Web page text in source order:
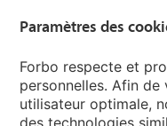
Forbo Flooring Systems
Forbo Movement
Paramètres des
Forbo respecte et
personnelles. Afin
utilisateur optimale,
des technologies